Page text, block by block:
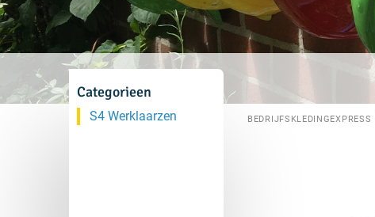
BEDRIJFSKLEDINGEXPRESS
Categorieen
S4 Werklaarzen